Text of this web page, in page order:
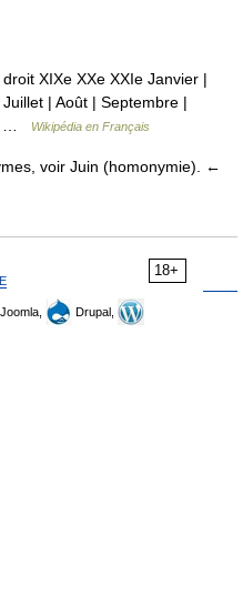
XIXe XXe XXIe Janvier |
| Août | Septembre |
…
Wikipédia en Français
voir Juin (homonymie). ←
18+
Joomla,
Drupal,